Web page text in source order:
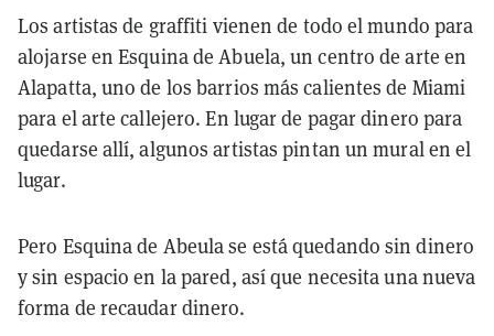
Los artistas de graffiti vienen de todo el mundo para
alojarse en Esquina de Abuela, un centro de arte en
Alapatta, uno de los barrios más calientes de Miami
para el arte callejero. En lugar de pagar dinero para
quedarse allí, algunos artistas pintan un mural en el
lugar.
Pero Esquina de Abeula se está quedando sin dinero
y sin espacio en la pared, así que necesita una nueva
forma de recaudar dinero.